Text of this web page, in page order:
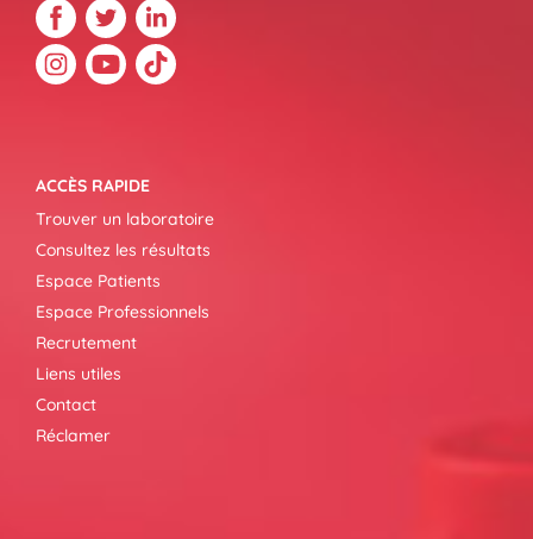
ACCÈS RAPIDE
Trouver un laboratoire
Consultez les résultats
Espace Patients
Espace Professionnels
Recrutement
Liens utiles
Contact
Réclamer